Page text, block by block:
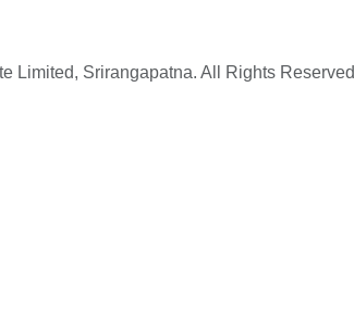
Limited, Srirangapatna. All Rights Reserved